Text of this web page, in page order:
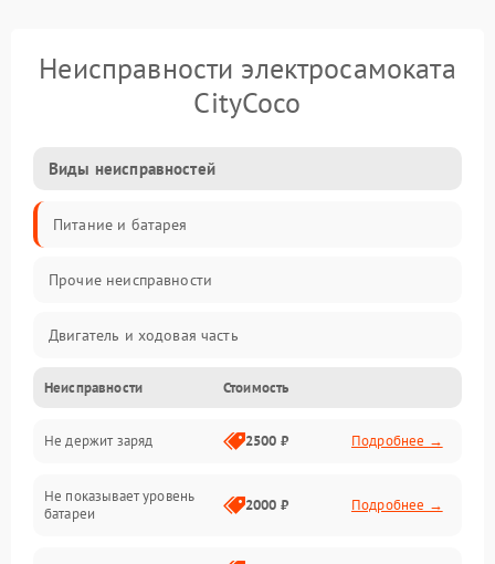
Неисправности электросамоката
CityCoco
Виды неисправностей
Питание и батарея
Прочие неисправности
Двигатель и ходовая часть
Тормоза и безопасность
Подвеска и колеса
Электроника и управление
Неисправности Стоимость
Не держит заряд 2500 ₽ Подробнее →
Не показывает уровень
батареи
2000 ₽ Подробнее →